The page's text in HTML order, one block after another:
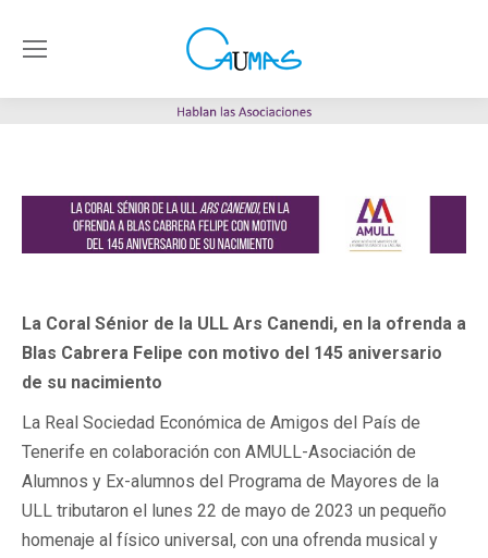
La Coral Sénior de la ULL Ars Canendi, en la ofrenda a
Blas Cabrera Felipe con motivo del 145 aniversario
de su nacimiento
La Real Sociedad Económica de Amigos del País de
Tenerife en colaboración con AMULL-Asociación de
Alumnos y Ex-alumnos del Programa de Mayores de la
ULL tributaron el lunes 22 de mayo de 2023 un pequeño
homenaje al físico universal, con una ofrenda musical y